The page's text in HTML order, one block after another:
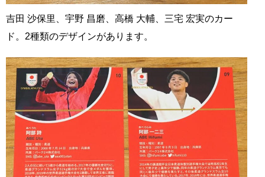
吉田 沙保里、宇野 昌磨、高橋 大輔、三宅 宏実のカー
ド。2種類のデザインがあります。